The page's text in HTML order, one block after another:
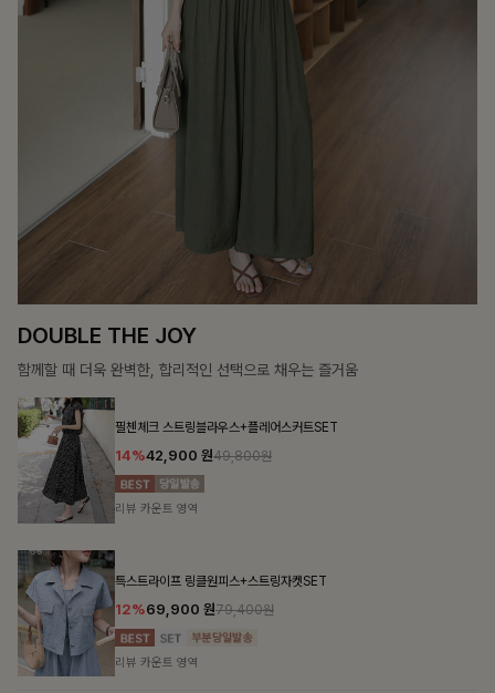
DOUBLE THE JOY
함께할 때 더욱 완벽한, 합리적인 선택으로 채우는 즐거움
필첸체크 스트링블라우스+플레어스커트SET
14%42,900 원49,800원
리뷰 카운트 영역
특스트라이프 링클원피스+스트링자켓SET
12%69,900 원79,400원
리뷰 카운트 영역